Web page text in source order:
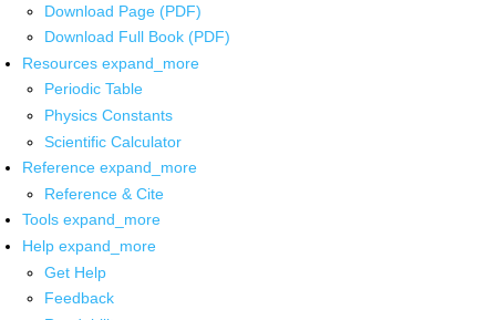
Download Page (PDF)
Download Full Book (PDF)
Resources expand_more
Periodic Table
Physics Constants
Scientific Calculator
Reference expand_more
Reference & Cite
Tools expand_more
Help expand_more
Get Help
Feedback